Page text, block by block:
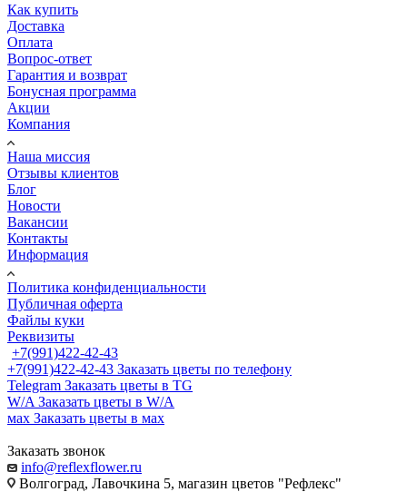
Как купить
Доставка
Оплата
Вопрос-ответ
Гарантия и возврат
Бонусная программа
Акции
Компания
Наша миссия
Отзывы клиентов
Блог
Новости
Вакансии
Контакты
Информация
Политика конфиденциальности
Публичная оферта
Файлы куки
Реквизиты
+7(991)422-42-43
+7(991)422-42-43 Заказать цветы по телефону
Telegram Заказать цветы в TG
W/A Заказать цветы в W/A
мах Заказать цветы в мах
Заказать звонок
info@reflexflower.ru
Волгоград, Лавочкина 5, магазин цветов "Рефлекс"